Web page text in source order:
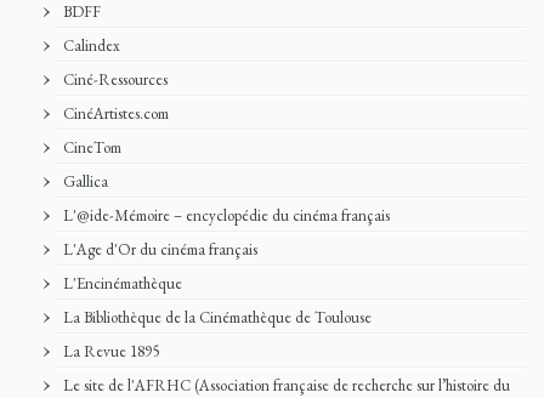
BDFF
Calindex
Ciné-Ressources
CinéArtistes.com
CineTom
Gallica
L'@ide-Mémoire – encyclopédie du cinéma français
L'Age d'Or du cinéma français
L'Encinémathèque
La Bibliothèque de la Cinémathèque de Toulouse
La Revue 1895
Le site de l'AFRHC (Association française de recherche sur l’histoire du